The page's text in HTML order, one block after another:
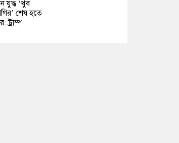
যুদ্ধ ‘খুব
শেষ হতে
ট্রাম্প